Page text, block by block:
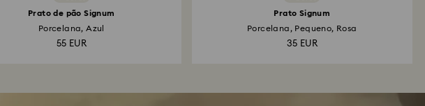
Prato de pão Signum
Porcelana, Azul
55 EUR
Prato Signum
Porcelana, Pequeno, Rosa
35 EUR